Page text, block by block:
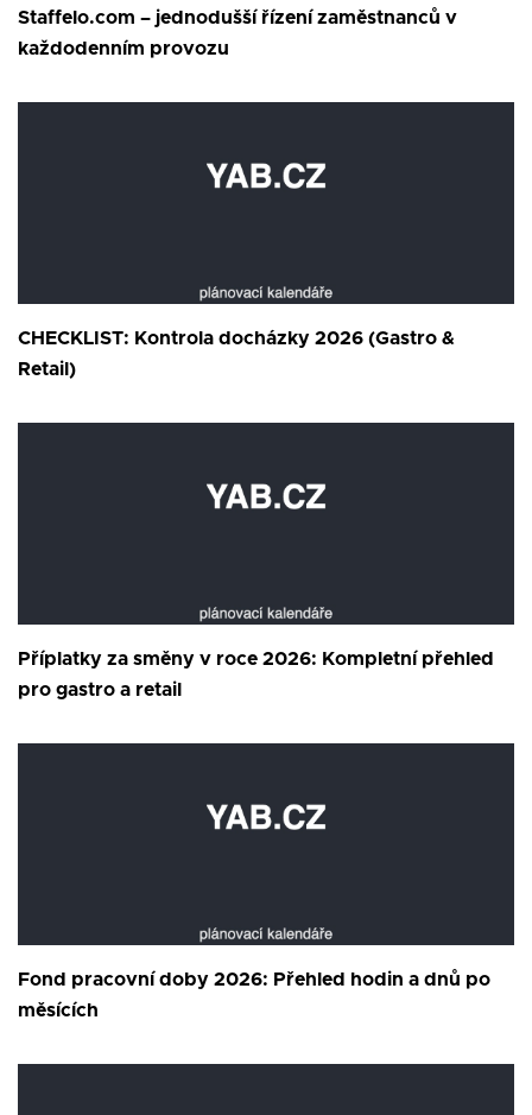
Staffelo.com – jednodušší řízení zaměstnanců v
každodenním provozu
CHECKLIST: Kontrola docházky 2026 (Gastro &
Retail)
Příplatky za směny v roce 2026: Kompletní přehled
pro gastro a retail
Fond pracovní doby 2026: Přehled hodin a dnů po
měsících